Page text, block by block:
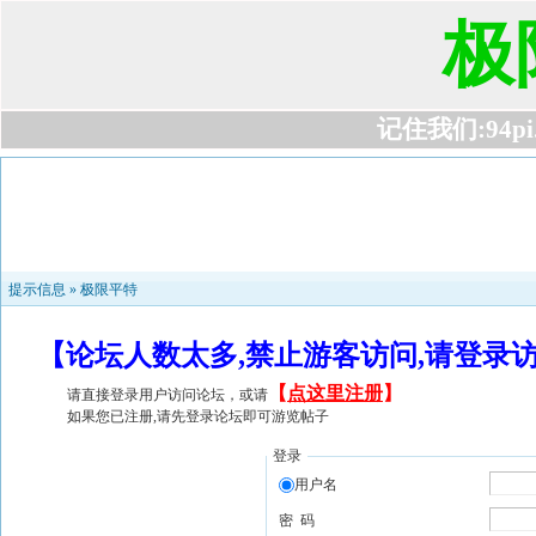
极
记住我们
提示信息 » 极限平特
【论坛人数太多,禁止游客访问,请登
请直接登录用户访问论坛，或请 【 点这里注册】
如果您已注册,请先登录论坛即可游览帖子
登录
用户名
密 码